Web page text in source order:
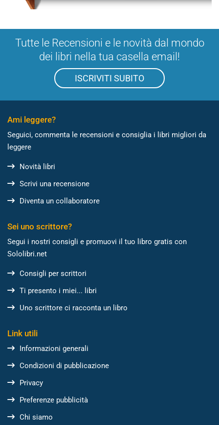
Tutte le Recensioni e le novità dal mondo
dei libri nella tua casella email!
ISCRIVITI SUBITO
Ami leggere?
Seguici, commenta le recensioni e consiglia i libri migliori da
leggere
Novità libri
Scrivi una recensione
Diventa un collaboratore
Sei uno scrittore?
Segui i nostri consigli e promuovi il tuo libro gratis con
Sololibri.net
Consigli per scrittori
Ti presento i miei... libri
Uno scrittore ci racconta un libro
Link utili
Informazioni generali
Condizioni di pubblicazione
Privacy
Preferenze pubblicità
Chi siamo